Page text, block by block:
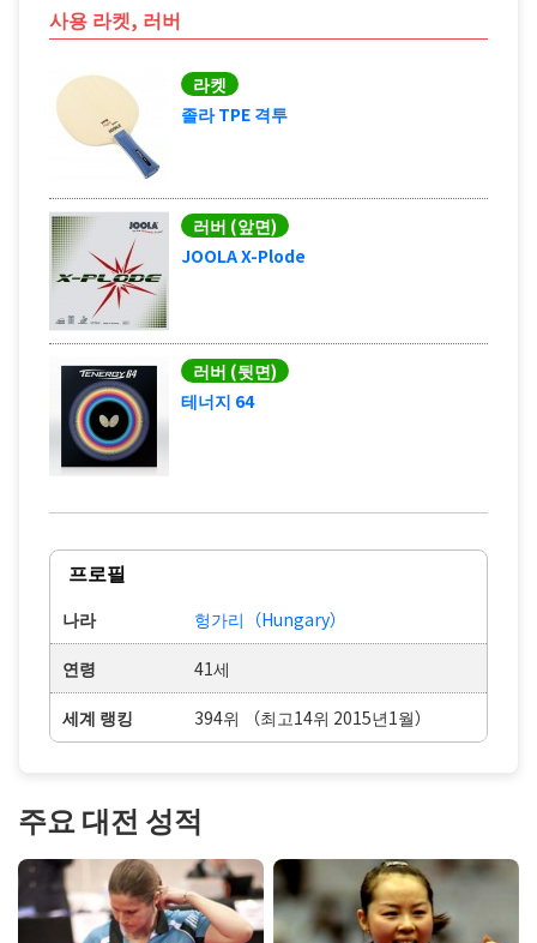
사용 라켓, 러버
라켓
졸라 TPE 격투
러버 (앞면)
JOOLA X-Plode
러버 (뒷면)
테너지 64
프로필
나라 헝가리（Hungary）
연령 41세
세계 랭킹 394위 （최고14위 2015년1월）
주요 대전 성적